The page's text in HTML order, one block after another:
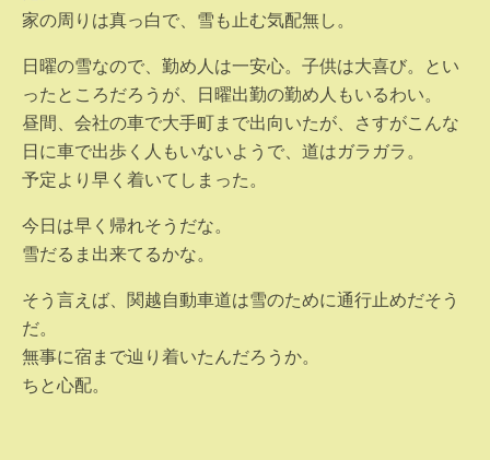
家の周りは真っ白で、雪も止む気配無し。
日曜の雪なので、勤め人は一安心。子供は大喜び。とい
ったところだろうが、日曜出勤の勤め人もいるわい。
昼間、会社の車で大手町まで出向いたが、さすがこんな
日に車で出歩く人もいないようで、道はガラガラ。
予定より早く着いてしまった。
今日は早く帰れそうだな。
雪だるま出来てるかな。
そう言えば、関越自動車道は雪のために通行止めだそう
だ。
無事に宿まで辿り着いたんだろうか。
ちと心配。